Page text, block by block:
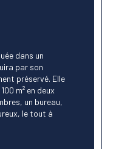
dans un
par son
préservé. Elle
m² en deux
un bureau,
le tout à